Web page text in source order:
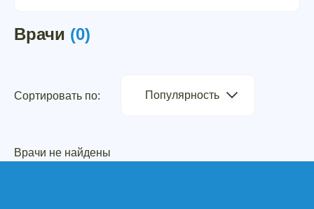
Врачи (0)
Сортировать по: Популярность
Врачи не найдены